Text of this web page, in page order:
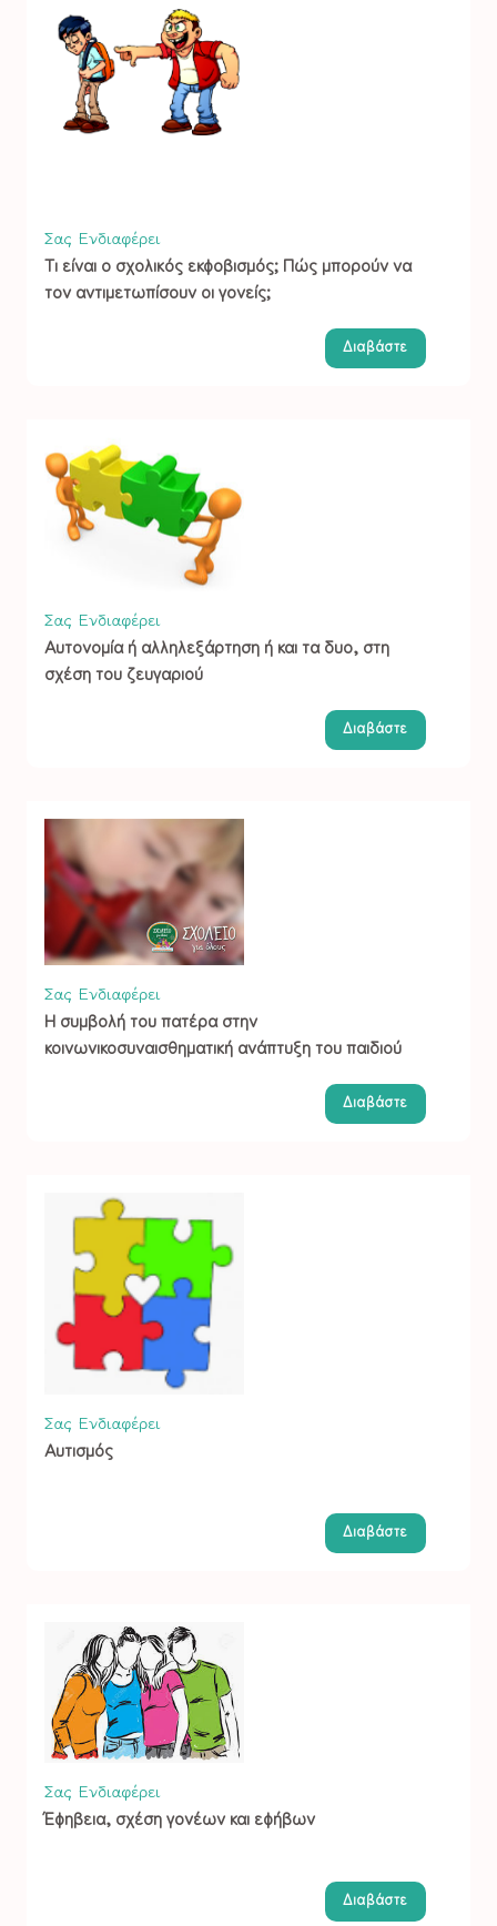
Σας Ενδιαφέρει
Τι είναι ο σχολικός εκφοβισμός; Πώς μπορούν να
τον αντιμετωπίσουν οι γονείς;
Διαβάστε
Σας Ενδιαφέρει
Αυτονομία ή αλληλεξάρτηση ή και τα δυο, στη
σχέση του ζευγαριού
Διαβάστε
Σας Ενδιαφέρει
Η συμβολή του πατέρα στην
κοινωνικοσυναισθηματική ανάπτυξη του παιδιού
Διαβάστε
Σας Ενδιαφέρει
Αυτισμός
Διαβάστε
Σας Ενδιαφέρει
Έφηβεια, σχέση γονέων και εφήβων
Διαβάστε